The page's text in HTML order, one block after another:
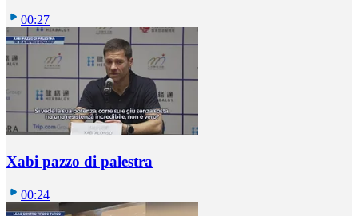
00:27
Xabi pazzo di palestra
00:24